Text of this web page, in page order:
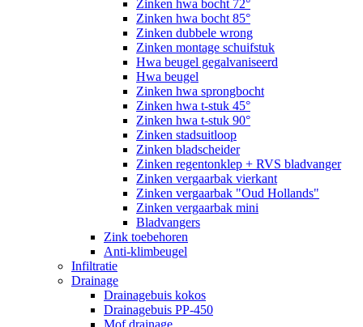
Zinken hwa bocht 72°
Zinken hwa bocht 85°
Zinken dubbele wrong
Zinken montage schuifstuk
Hwa beugel gegalvaniseerd
Hwa beugel
Zinken hwa sprongbocht
Zinken hwa t-stuk 45°
Zinken hwa t-stuk 90°
Zinken stadsuitloop
Zinken bladscheider
Zinken regentonklep + RVS bladvanger
Zinken vergaarbak vierkant
Zinken vergaarbak "Oud Hollands"
Zinken vergaarbak mini
Bladvangers
Zink toebehoren
Anti-klimbeugel
Infiltratie
Drainage
Drainagebuis kokos
Drainagebuis PP-450
Mof drainage